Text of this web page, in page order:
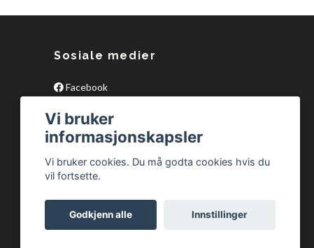
Sosiale medier
Facebook
Vi bruker
informasjonskapsler
Vi bruker cookies. Du må godta cookies hvis du
vil fortsette.
Godkjenn alle Innstillinger